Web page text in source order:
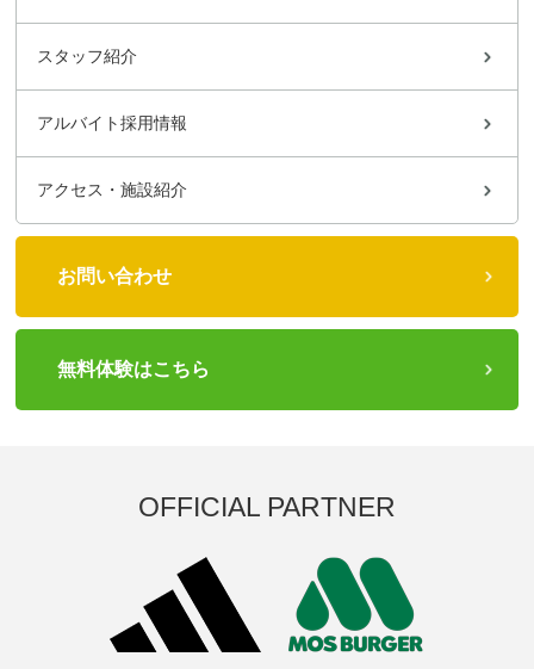
スタッフ紹介
アルバイト採用情報
アクセス・施設紹介
お問い合わせ
無料体験はこちら
OFFICIAL PARTNER